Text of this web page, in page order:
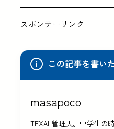
スポンサーリンク
この記事を書い
masapoco
TEXAL管理人。中学生の